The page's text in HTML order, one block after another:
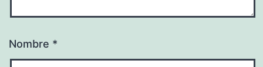
Nombre *